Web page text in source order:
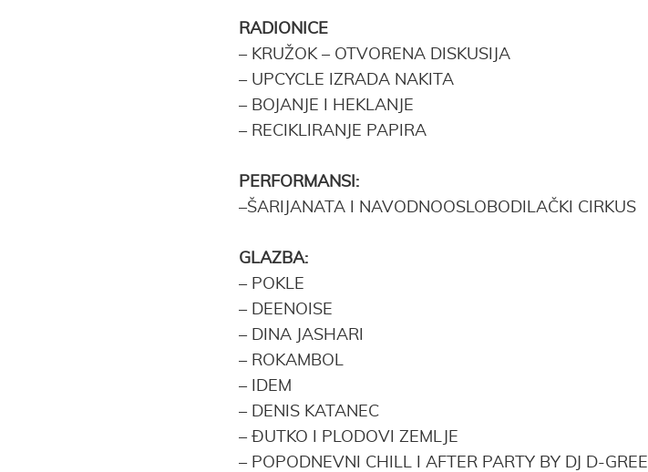
RADIONICE
– KRUŽOK – OTVORENA DISKUSIJA
– UPCYCLE IZRADA NAKITA
– BOJANJE I HEKLANJE
– RECIKLIRANJE PAPIRA
PERFORMANSI:
–ŠARIJANATA I NAVODNOOSLOBODILAČKI CIRKUS
GLAZBA:
– POKLE
– DEENOISE
– DINA JASHARI
– ROKAMBOL
– IDEM
– DENIS KATANEC
– ÐUTKO I PLODOVI ZEMLJE
– POPODNEVNI CHILL I AFTER PARTY BY DJ D-GREE